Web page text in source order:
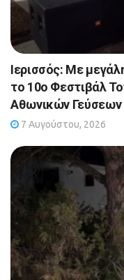
Ιερισσός: Με
το 10ο Φεστιβάλ
Αθωνικών Γεύσεων
7 Αυγούστου, 2026